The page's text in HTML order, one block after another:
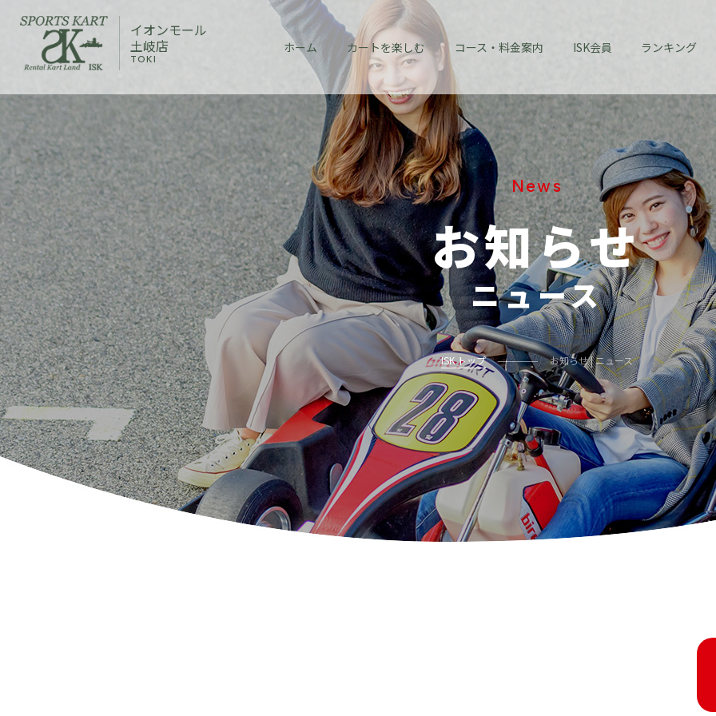
イオンモール
土岐店
TOKI
ホーム カートを楽しむ コース・料金案内 ISK会員 ランキング
News
お知らせ
ニュース
ISK トップ お知らせ | ニュース